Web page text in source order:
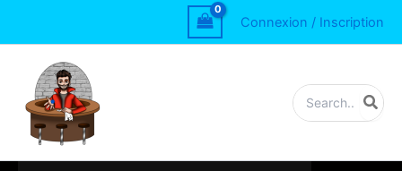
Connexion / Inscription
Rechercher: